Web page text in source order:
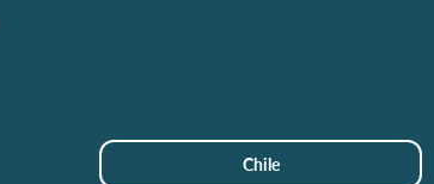
Chile